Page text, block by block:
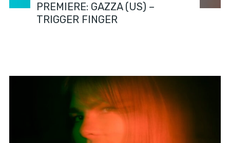
PREMIERE: GAZZA (US) –
TRIGGER FINGER